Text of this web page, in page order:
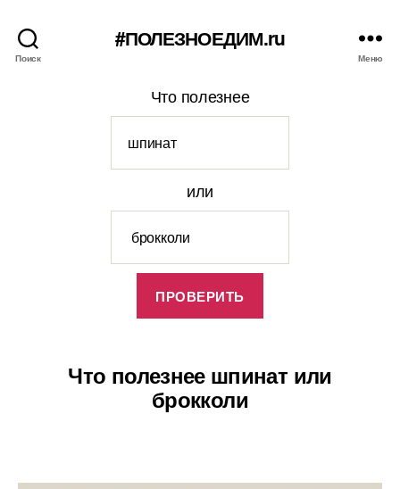
Поиск
#ПОЛЕЗНОЕДИМ.ru
Меню
Что полезнее
или
Что полезнее шпинат или
брокколи